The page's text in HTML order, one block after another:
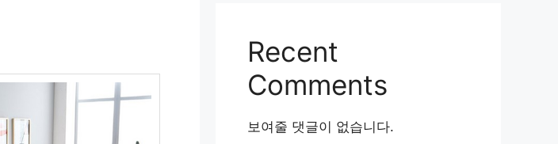
Recent
Comments
보여줄 댓글이 없습니다.